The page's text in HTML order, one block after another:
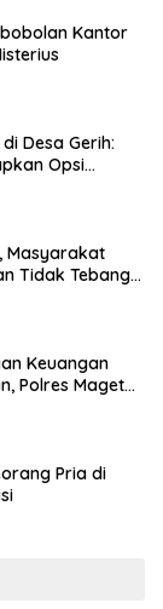
Kantor
Desa Gerih:
Opsi
Masyarakat
Tidak Tebang
Keuangan
Polres Magetan
Pria di